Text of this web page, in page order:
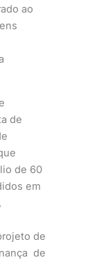
ao
de
de 60
em
de
de